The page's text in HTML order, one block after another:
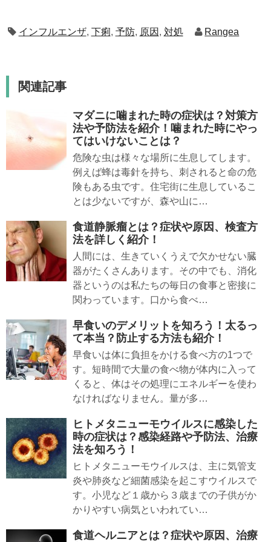
インフルエンザ, 下痢, 予防, 原因 , 対処 Rangea
関連記事
マダニに噛まれた時の症状は？対策方
法や予防法を紹介！噛まれた時にやっ
てはいけないことは？
危険な虫は様々な場所に生息してします。
例えば蜂は毒針を持ち、刺されると命の危
険もある虫です。住宅街に生息しているこ
とは少ないですが、森や山に…
食道静脈瘤とは？症状や原因、検査方
法を詳しく紹介！
人間には、生きていくうえで欠かせない臓
器がたくさんあります。その中でも、消化
器というのは私たちの毎日の食事と密接に
関わっています。口から食べ…
早食いのデメリットを知ろう！太るっ
て本当？防止する方法も紹介！
早食いは体に負担をかける食べ方の1つで
す。短時間で大量の食べ物が体内に入って
くると、体はその処理にエネルギーを使わ
なければなりません。量が多…
ヒトメタニューモウイルスに感染した
時の症状は？感染経路や予防法、治療
法を知ろう！
ヒトメタニューモウイルスは、主に気管支
炎や肺炎など細菌感染を起こすウイルスで
す。小児など１歳から３歳までの子供がか
かりやすい病気といわれてい…
食道ヘルニアとは？症状や原因、治療